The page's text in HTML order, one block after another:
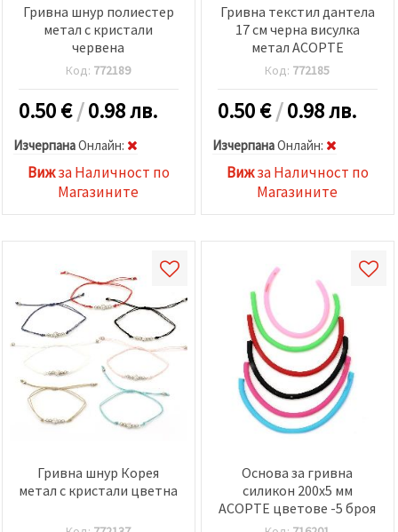
Гривна шнур полиестер
метал с кристали
червена
Код: 772189
0.50€/0.98 лв.
ИзчерпанаOнлайн:
Вижза Наличност по
Магазините
Гривна текстил дантела
17 см черна висулка
метал АСОРТЕ
Код: 772185
0.50€/0.98 лв.
ИзчерпанаOнлайн:
Вижза Наличност по
Магазините
Гривна шнур Корея
метал с кристали цветна
Основа за гривна
силикон 200x5 мм
АСОРТЕ цветове -5 броя